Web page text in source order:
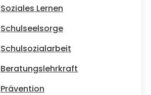
Soziales Lernen
Schulseelsorge
Schulsozialarbeit
Beratungslehrkraft
Prävention